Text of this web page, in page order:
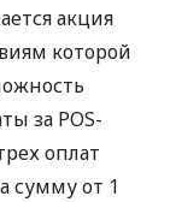
акция
которой
за POS-
оплат
сумму от 1